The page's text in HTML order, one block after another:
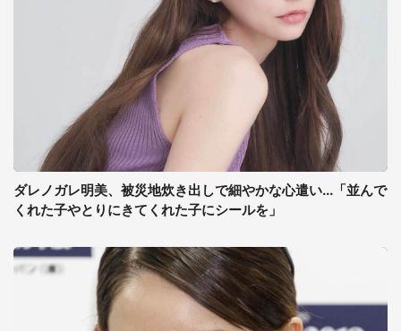
ダレノガレ明美、被災地炊き出しで細やかな心遣い...「並んで
くれた子やとりにきてくれた子にシールを」